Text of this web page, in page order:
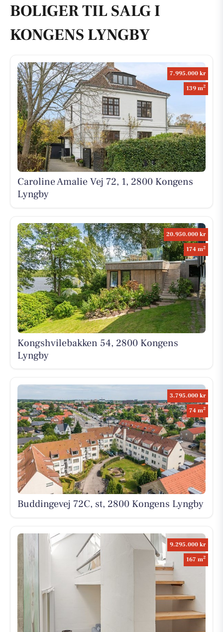
BOLIGER TIL SALG I
KONGENS LYNGBY
7.995.000 kr
139 m2
Caroline Amalie Vej 72, 1, 2800 Kongens
Lyngby
20.950.000 kr
174 m2
Kongshvilebakken 54, 2800 Kongens
Lyngby
3.795.000 kr
74 m2
Buddingevej 72C, st, 2800 Kongens Lyngby
9.295.000 kr
167 m2